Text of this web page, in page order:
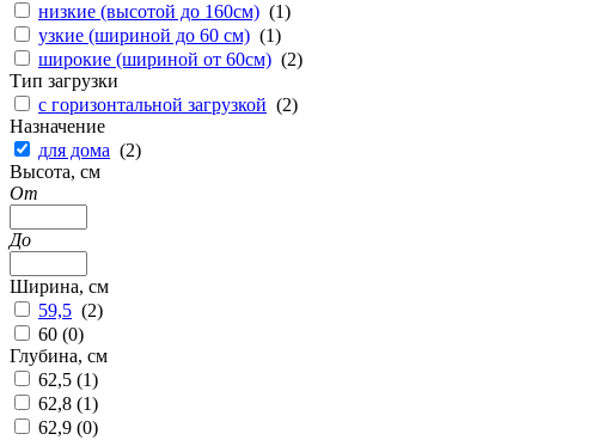
низкие (высотой до 160см) (1)
узкие (шириной до 60 см) (1)
широкие (шириной от 60см) (2)
Тип загрузки
с горизонтальной загрузкой (2)
Назначение
для дома (2)
Высота, см
От
До
Ширина, см
59,5 (2)
60 (0)
Глубина, см
62,5 (1)
62,8 (1)
62,9 (0)